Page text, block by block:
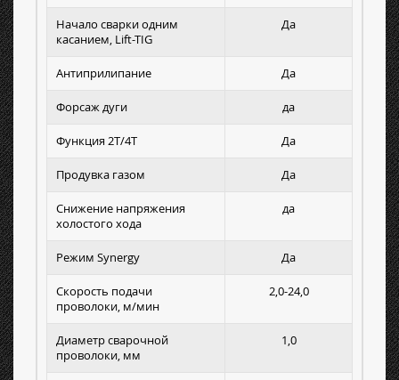
Начало сварки одним
касанием, Lift-TIG
Да
Антиприлипание Да
Форсаж дуги да
Функция 2Т/4Т Да
Продувка газом Да
Снижение напряжения
холостого хода
да
Режим Synergy Да
Скорость подачи
проволоки, м/мин
2,0-24,0
Диаметр сварочной
проволоки, мм
1,0